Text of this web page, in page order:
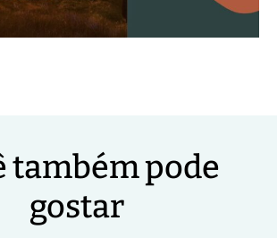
também pode
gostar